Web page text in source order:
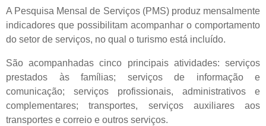
A Pesquisa Mensal de Serviços (PMS) produz mensalmente
indicadores que possibilitam acompanhar o comportamento
do setor de serviços, no qual o turismo está incluído.
São acompanhadas cinco principais atividades: serviços
prestados às famílias; serviços de informação e
comunicação; serviços profissionais, administrativos e
complementares; transportes, serviços auxiliares aos
transportes e correio e outros serviços.